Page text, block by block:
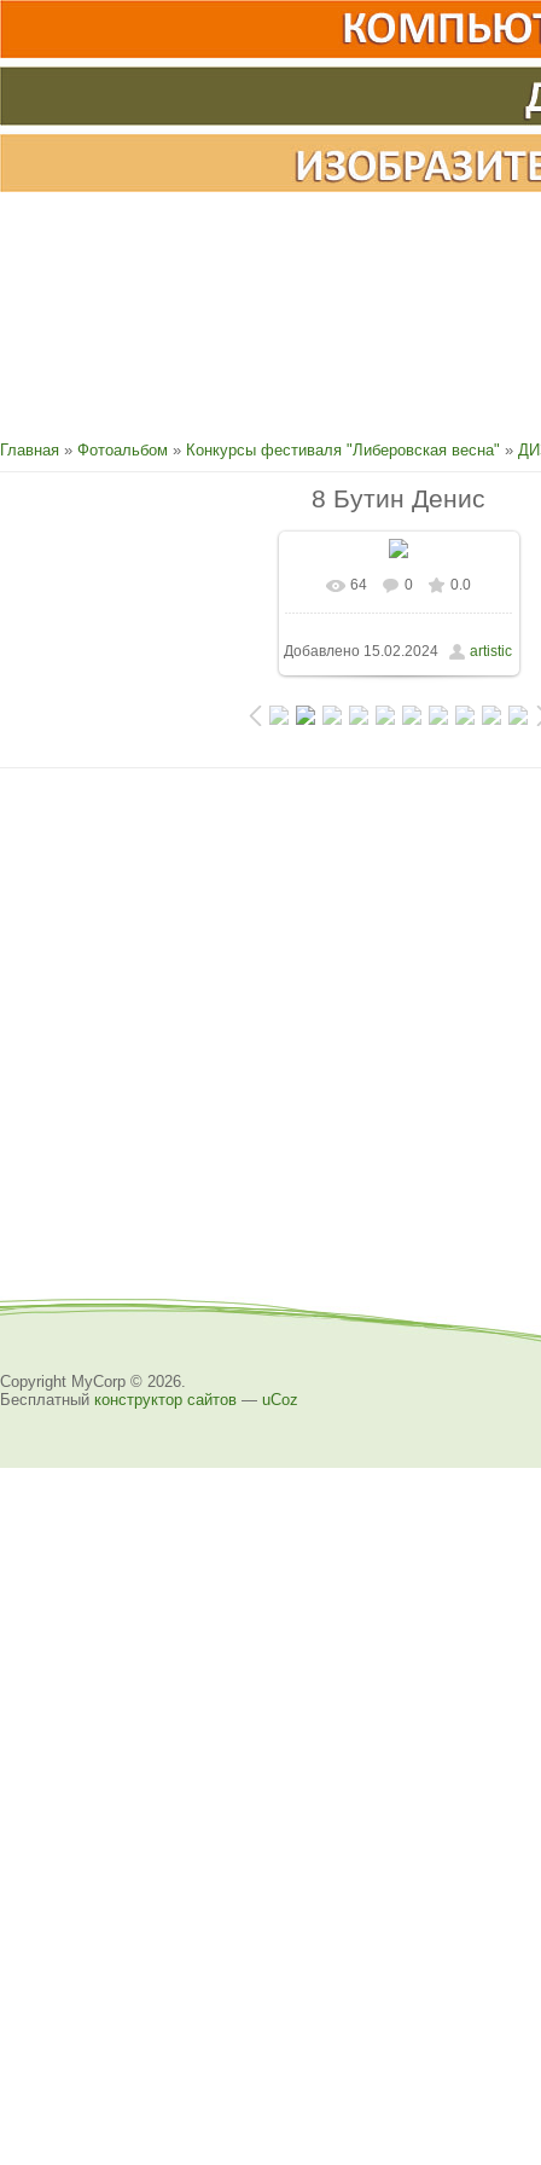
Главная » Фотоальбом » Конкурсы фестиваля "Либеровская весна" »
8 Бутин Денис
64 0 0.0
Добавлено 15.02.2024 artistic
Copyright MyCorp © 2026
Бесплатный конструктор сайтов — uCoz